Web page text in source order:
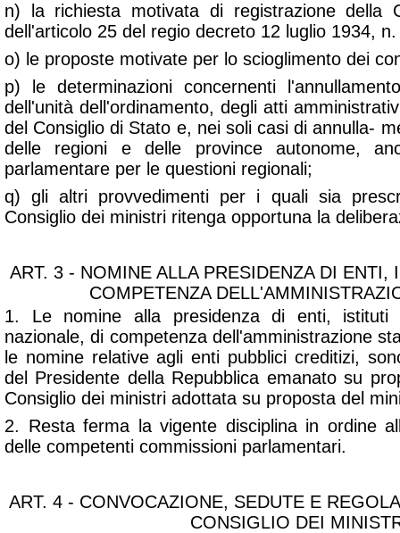
n) la richiesta motivata di registrazione della
dell'articolo 25 del regio decreto 12 luglio 1934,
o) le proposte motivate per lo scioglimento dei
p) le determinazioni concernenti
dell'unità dell'ordinamento, degli atti
del Consiglio di Stato e, nei soli casi di annulla-
delle regioni e delle province autonome,
parlamentare per le questioni regionali;
q) gli altri provvedimenti per i quali sia
Consiglio dei ministri ritenga opportuna la
ART. 3 - NOMINE ALLA PRESIDENZA DI ENTI,
COMPETENZA
1. Le nomine alla presidenza di enti, istituti
nazionale, di competenza dell'amministrazione
le nomine relative agli enti pubblici creditizi,
del Presidente della Repubblica emanato su
Consiglio dei ministri adottata su proposta del
2. Resta ferma la vigente disciplina in ordine
delle competenti commissioni parlamentari.
ART. 4 - CONVOCAZIONE, SEDUTE E
CONSIGLIO DEI